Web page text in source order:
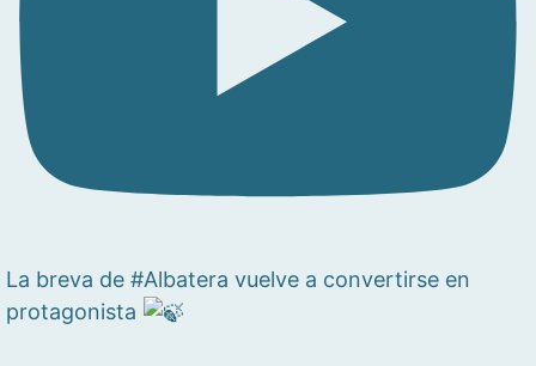
La breva de #Albatera vuelve a convertirse en
protagonista